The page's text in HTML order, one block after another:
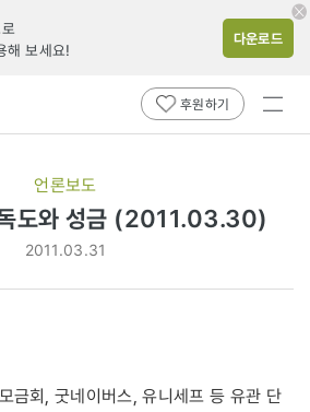
해 보세요!
다운로드
후원하기
전체
언론보도
도와 성금 (2011.03.30)
2011.03.31
금회, 굿네이버스, 유니세프 등 유관 단